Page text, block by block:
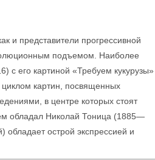
и представители прогрессивной
подъемом. Наиболее
его картиной «Требуем кукурузы»
картин, посвященных
в центре которых стоят
обладал Николай Тоница (1885—
острой экспрессией и